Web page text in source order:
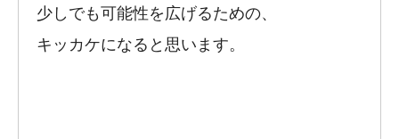
少しでも可能性を広げるための、
キッカケになると思います。